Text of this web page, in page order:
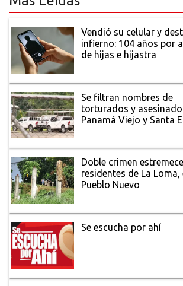
Vendió su celular y
infierno: 104 años por
de hijas e hijastra
Se filtran nombres de
torturados y
Panamá Viejo y Santa
Doble crimen
residentes de La Loma,
Pueblo Nuevo
Se escucha por ahí